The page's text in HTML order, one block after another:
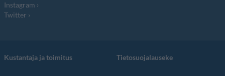
Instagram
Twitter
Kustantaja ja toimitus Tietosuojalauseke